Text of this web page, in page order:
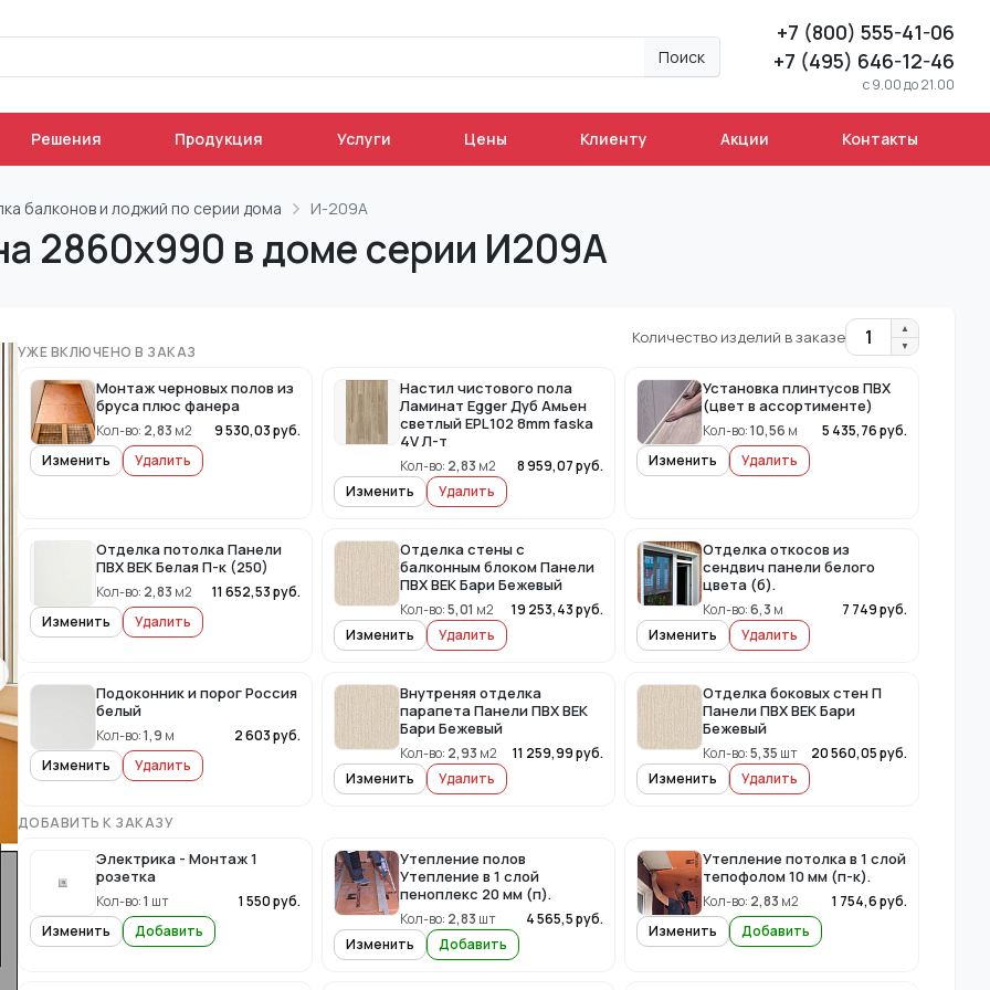
Поиск
+7 (800) 555-41-06
+7 (495) 646-12-46
c 9.00 до 21.00
Решения Продукция Услуги Цены Клиенту Акции Контакты
балконов и лоджий по серии дома И-209А
2860х990 в доме серии И209А
Количество изделий в заказе 1
▲
▼
УЖЕ ВКЛЮЧЕНО В ЗАКАЗ
Монтаж черновых полов из
бруса плюс фанера
Кол-во: 2,83 м2 9 530,03руб.
Изменить
Удалить
Настил чистового пола
Ламинат Egger Дуб Амьен
светлый EPL102 8mm faska
4V Л-т
Кол-во: 2,83 м2 8 959,07руб.
Изменить
Удалить
Установка плинтусов ПВХ
(цвет в ассортименте)
Кол-во:10,56 м 5 435,76руб.
Изменить
Удалить
Отделка потолка Панели
ПВХ ВЕК Белая П-к (250)
Кол-во: 2,83 м2 11 652,53руб.
Изменить
Удалить
Отделка стены с
балконным блоком Панели
ПВХ ВЕК Бари Бежевый
Кол-во:5,01 м2 19 253,43руб.
Изменить
Удалить
Отделка откосов из
сендвич панели белого
цвета (б).
Кол-во:6,3 м 7 749руб.
Изменить
Удалить
Подоконник и порог Россия
белый
Кол-во:1,9 м 2 603руб.
Изменить
Удалить
Внутреняя отделка
парапета Панели ПВХ ВЕК
Бари Бежевый
Кол-во: 2,93 м2 11 259,99руб.
Изменить
Удалить
Отделка боковых стен П
Панели ПВХ ВЕК Бари
Бежевый
Кол-во:5,35 шт 20 560,05руб.
Изменить
Удалить
ДОБАВИТЬ К ЗАКАЗУ
Электрика - Монтаж 1
розетка
Кол-во:1 шт 1 550руб.
Изменить
Добавить
Утепление полов
Утепление в 1 слой
пеноплекс 20 мм (п).
Кол-во: 2,83 шт 4 565,5руб.
Изменить
Добавить
Утепление потолка в 1 слой
тепофолом 10 мм (п-к).
Кол-во: 2,83 м2 1 754,6руб.
Изменить
Добавить